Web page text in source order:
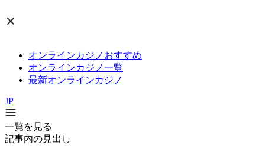
オンラインカジノおすすめ
オンラインカジノ一覧
最新オンラインカジノ
JP
一覧を見る
記事内の見出し